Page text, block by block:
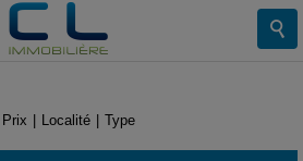
Prix Localité Type